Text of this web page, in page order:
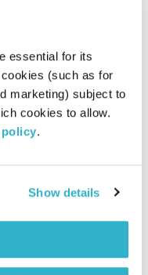
essential for its
(such as for
marketing) subject to
cookies to allow.
.
Show details
שיחות טרנספורמטיביות
16.01.17
00:58:25
אסי זיגדון ונטאלי בן
על החיים.
אודיו